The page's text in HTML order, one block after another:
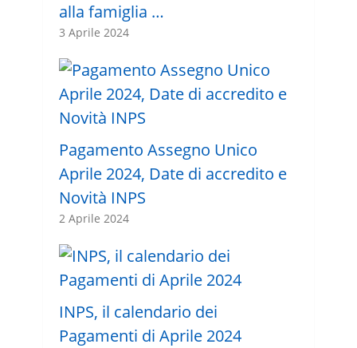
alla famiglia …
3 Aprile 2024
Pagamento Assegno Unico
Aprile 2024, Date di accredito e
Novità INPS
2 Aprile 2024
INPS, il calendario dei
Pagamenti di Aprile 2024